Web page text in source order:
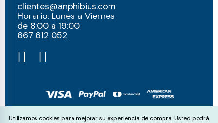
clientes@anphibius.com
Horario: Lunes a Viernes
de 8:00 a 19:00
667 612 052​
© anphibius, 2026
Cookie Consent
Utilizamos cookies para mejorar su experiencia de compra. Usted podrá